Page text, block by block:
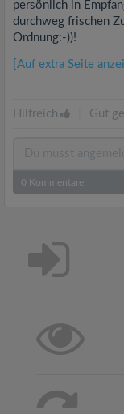
persönlich in
durchweg frischen
Ordnung:-))!
[Auf extra Seite
Hilfreich Gut
0 Kommentare